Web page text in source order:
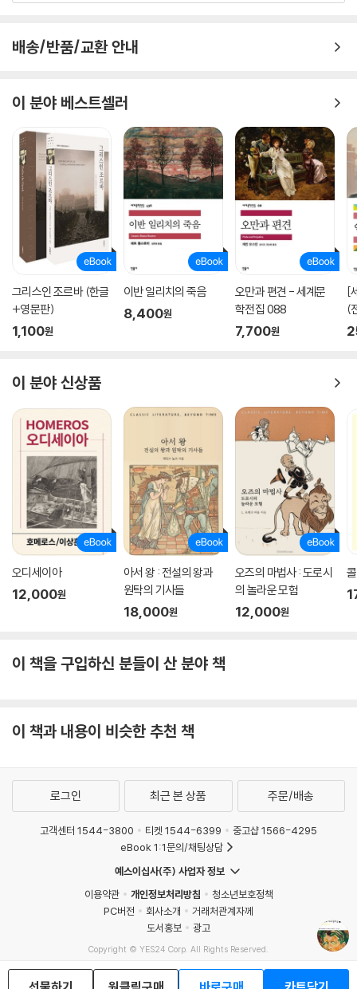
배송/반품/교환 안내
이 분야 베스트셀러
그리스인 조르바 (한글
+영문판)
1,100원
이반 일리치의 죽음
8,400원
오만과 편견 - 세계문
학전집 088
7,700원
[
(
이 분야 신상품
오디세이아
12,000원
아서 왕 : 전설의 왕과
원탁의 기사들
18,000원
오즈의 마법사 : 도로시
의 놀라운 모험
12,000원
이 책을 구입하신 분들이 산 분야 책
이 책과 내용이 비슷한 추천 책
로그인 최근 본 상품 주문/배송
고객센터 1544-3800 티켓 1544-6399
중고샵 1566-4295
eBook 1:1문의/채팅상담
예스이십사(주) 사업자 정보
이용약관
개인정보처리방침
청소년보호정책
PC버전
회사소개
거래처관계자께
도서홍보
광고
Copyright © YES24 Corp. All Rights Reserved.